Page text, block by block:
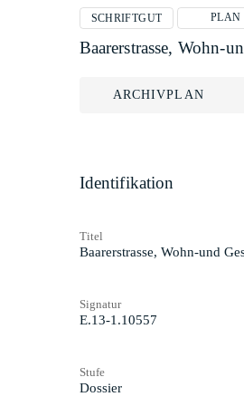
SCHRIFTGUT PLAN
Baarerstrasse, Wohn-
ARCHIVPLAN
Identifikation
Titel
Baarerstrasse, Wohn-und
Signatur
E.13-1.10557
Stufe
Dossier